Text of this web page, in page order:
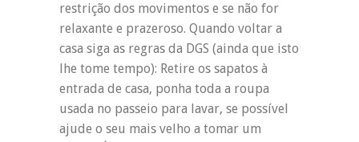
restrição dos movimentos e se não for
relaxante e prazeroso. Quando voltar a
casa siga as regras da DGS (ainda que isto
lhe tome tempo): Retire os sapatos à
entrada de casa, ponha toda a roupa
usada no passeio para lavar, se possível
ajude o seu mais velho a tomar um